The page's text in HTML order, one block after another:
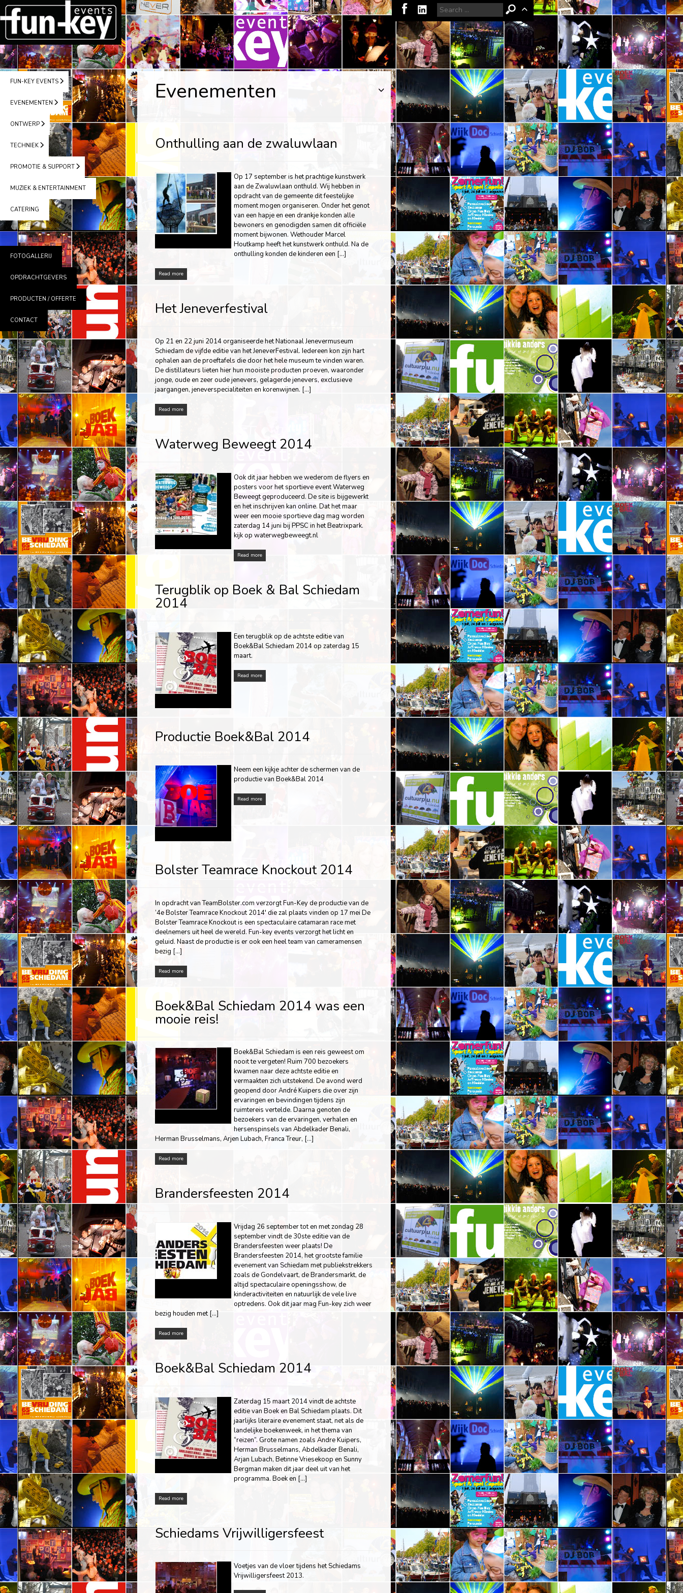
FUN-KEY EVENTS
EVENEMENTEN
ONTWERP
TECHNIEK
PROMOTIE & SUPPORT
MUZIEK & ENTERTAINMENT
CATERING
FOTOGALLERIJ
OPDRACHTGEVERS
PRODUCTEN / OFFERTE
CONTACT
Evenementen
Onthulling aan de zwaluwlaan
Op 17 september is het prachtige kunstwerk
aan de Zwaluwlaan onthuld. Wij hebben in
opdracht van de gemeente dit feestelijke
moment mogen organiseren. Onder het genot
van een hapje en een drankje konden alle
bewoners en genodigden samen dit officiële
moment bijwonen. Wethouder Marcel
Houtkamp heeft het kunstwerk onthuld. Na de
onthulling konden de kinderen een […]
Read more
Het Jeneverfestival
Op 21 en 22 juni 2014 organiseerde het Nationaal Jenevermuseum
Schiedam de vijfde editie van het JeneverFestival. Iedereen kon zijn hart
ophalen aan de proeftafels die door het hele museum te vinden waren.
De distillateurs lieten hier hun mooiste producten proeven, waaronder
jonge, oude en zeer oude jenevers, gelagerde jenevers, exclusieve
jaargangen, jeneverspecialiteiten en korenwijnen. […]
Read more
Waterweg Beweegt 2014
Ook dit jaar hebben we wederom de flyers en
posters voor het sportieve event Waterweg
Beweegt geproduceerd. De site is bijgewerkt
en het inschrijven kan online. Dat het maar
weer een mooie sportieve dag mag worden
zaterdag 14 juni bij PPSC in het Beatrixpark.
kijk op waterwegbeweegt.nl
Read more
Terugblik op Boek & Bal Schiedam
2014
Een terugblik op de achtste editie van
Boek&Bal Schiedam 2014 op zaterdag 15
maart.
Read more
Productie Boek&Bal 2014
Neem een kijkje achter de schermen van de
productie van Boek&Bal 2014
Read more
Bolster Teamrace Knockout 2014
In opdracht van TeamBolster.com verzorgt Fun-Key de productie van de
‘4e Bolster Teamrace Knockout 2014′ die zal plaats vinden op 17 mei De
Bolster Teamrace Knockout is een spectaculaire catamaran race met
deelnemers uit heel de wereld. Fun-key events verzorgt het licht en
geluid. Naast de productie is er ook een heel team van cameramensen
bezig […]
Read more
Boek&Bal Schiedam 2014 was een
mooie reis!
Boek&Bal Schiedam is een reis geweest om
nooit te vergeten! Ruim 700 bezoekers
kwamen naar deze achtste editie en
vermaakten zich uitstekend. De avond werd
geopend door André Kuipers die over zijn
ervaringen en bevindingen tijdens zijn
ruimtereis vertelde. Daarna genoten de
bezoekers van de ervaringen, verhalen en
hersenspinsels van Abdelkader Benali,
Herman Brusselmans, Arjen Lubach, Franca Treur, […]
Read more
Brandersfeesten 2014
Vrijdag 26 september tot en met zondag 28
september vindt de 30ste editie van de
Brandersfeesten weer plaats! De
Brandersfeesten 2014, het grootste familie
evenement van Schiedam met publiekstrekkers
zoals de Gondelvaart, de Brandersmarkt, de
altijd spectaculaire openingsshow, de
kinderactiviteiten en natuurlijk de vele live
optredens. Ook dit jaar mag Fun-key zich weer
bezig houden met […]
Read more
Boek&Bal Schiedam 2014
Zaterdag 15 maart 2014 vindt de achtste
editie van Boek en Bal Schiedam plaats. Dit
jaarlijks literaire evenement staat, net als de
landelijke boekenweek, in het thema van
“reizen”. Grote namen zoals Andre Kuipers,
Herman Brusselmans, Abdelkader Benali,
Arjan Lubach, Betinne Vriesekoop en Sunny
Bergman maken dit jaar deel uit van het
programma. Boek en […]
Read more
Schiedams Vrijwilligersfeest
Voetjes van de vloer tijdens het Schiedams
Vrijwilligersfeest 2013.